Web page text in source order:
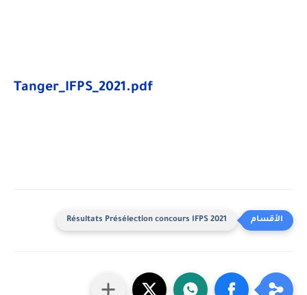
Tanger_IFPS_2021.pdf
Résultats Présélection concours IFPS 2021